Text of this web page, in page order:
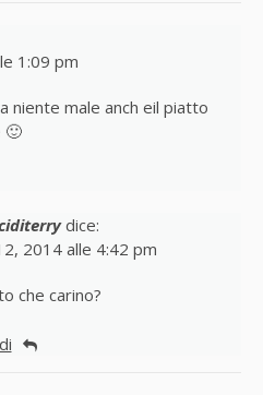
1:09 pm
niente male anch eil piatto
🙂
dice:
2014 alle 4:42 pm
che carino?